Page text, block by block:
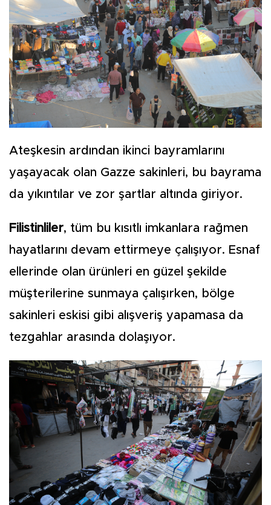
Ateşkesin ardından ikinci bayramlarını
yaşayacak olan Gazze sakinleri, bu bayrama
da yıkıntılar ve zor şartlar altında giriyor.
Filistinliler, tüm bu kısıtlı imkanlara rağmen
hayatlarını devam ettirmeye çalışıyor. Esnaf
ellerinde olan ürünleri en güzel şekilde
müşterilerine sunmaya çalışırken, bölge
sakinleri eskisi gibi alışveriş yapamasa da
tezgahlar arasında dolaşıyor.